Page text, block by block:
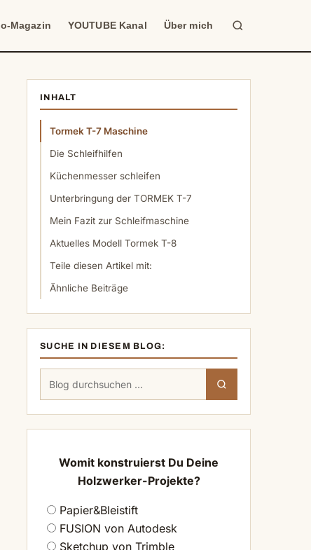
Magazin YOUTUBE Kanal Über mich
Suche
INHALT
Tormek T-7 Maschine
Die Schleifhilfen
Küchenmesser schleifen
Unterbringung der TORMEK T-7
Mein Fazit zur Schleifmaschine
Aktuelles Modell Tormek T-8
Teile diesen Artikel mit:
Ähnliche Beiträge
SUCHE IN DIESEM BLOG:
Suchen
Womit konstruierst Du Deine
Holzwerker-Projekte?
Papier&Bleistift
FUSION von Autodesk
Sketchup von Trimble